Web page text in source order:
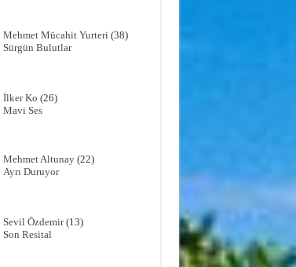
Mehmet Mücahit Yurteri(38)
Sürgün Bulutlar
İlker Ko (26)
Mavi Ses
Mehmet Altunay(22)
Ayrı Duruyor
Sevil Özdemir(13)
Son Resital